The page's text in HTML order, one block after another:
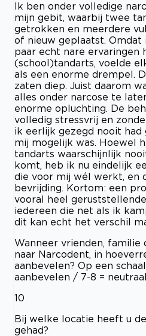
Ik ben onder volledige
mijn gebit, waarbij twee
getrokken en meerdere
of nieuw geplaatst. Omdat
paar echt nare ervaringen
(school)tandarts, voelde
als een enorme drempel.
zaten diep. Juist daarom
alles onder narcose te
enorme opluchting. De
volledig stressvrij en
ik eerlijk gezegd nooit
mij mogelijk was. Hoewel
tandarts waarschijnlijk
komt, heb ik nu eindelijk
die voor mij wél werkt, en
bevrijding. Kortom: een
vooral heel
iedereen die net als ik
dit kan echt het verschil
Wanneer vrienden, familie
naar Narcodent, in
aanbevelen? Op een
aanbevelen / 7-8 =
10
Bij welke locatie heeft u
gehad?